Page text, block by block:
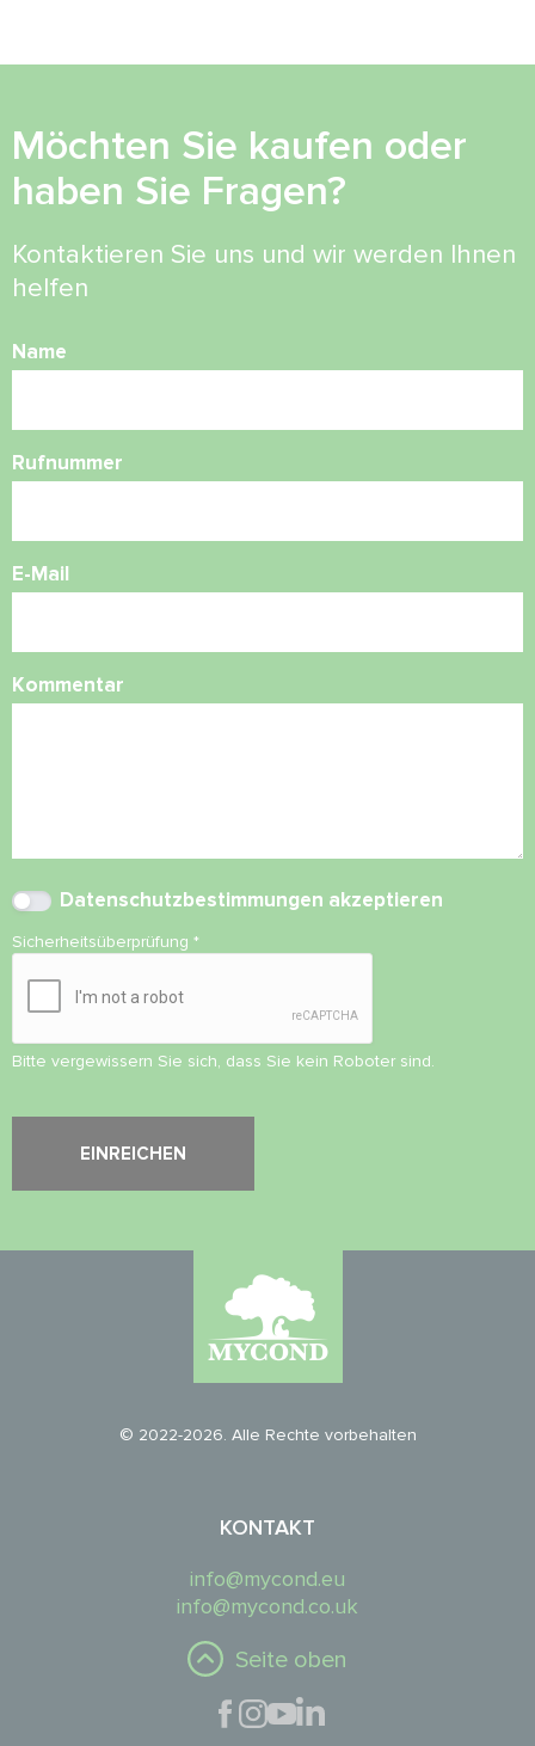
Möchten Sie kaufen oder
haben Sie Fragen?
Kontaktieren Sie uns und wir werden Ihnen
helfen
Name
Rufnummer
E-Mail
Kommentar
Datenschutzbestimmungen akzeptieren
Sicherheitsüberprüfung *
Bitte vergewissern Sie sich, dass Sie kein Roboter sind.
© 2022-2026. Alle Rechte vorbehalten
KONTAKT
info@mycond.eu
info@mycond.co.uk
Seite oben